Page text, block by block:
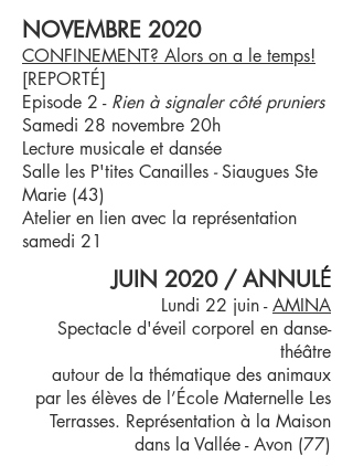
NOVEMBRE 2020
CONFINEMENT? Alors on a le temps!
​[REPORTÉ]
Episode 2 - Rien à signaler côté pruniers
Samedi 28 novembre 20h
Lecture musicale et dansée
Salle les P'tites Canailles -Siaugues Ste
Marie (43)
Atelier en lien avec la représentation
samedi 21
JUIN 2020 / ANNULÉ
Lundi 22 juin -AMINA
Spectacle d'éveil corporel en danse-
théâtre
autour de la thématique des animaux
par les élèves de l’École Maternelle Les
Terrasses. Représentation à la Maison
dans la Vallée - Avon (77)